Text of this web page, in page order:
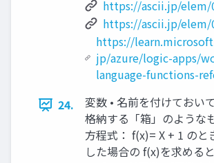
https://ascii.jp/elem/
https://ascii.jp/elem/
https://
jp/azure/logic-apps/
language-functions-
24.
変数 • 名前を付けておい
格納する「箱」のような
方程式： f(x)= X + 1 のと
した場合の f(x)を求める